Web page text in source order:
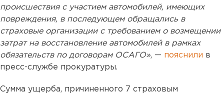
происшествия с участием автомобилей, имеющих
повреждения, в последующем обращались в
страховые организации с требованием о возмещении
затрат на восстановление автомобилей в рамках
обязательств по договорам ОСАГО», — пояснили в
пресс-службе прокуратуры.
Сумма ущерба, причиненного 7 страховым